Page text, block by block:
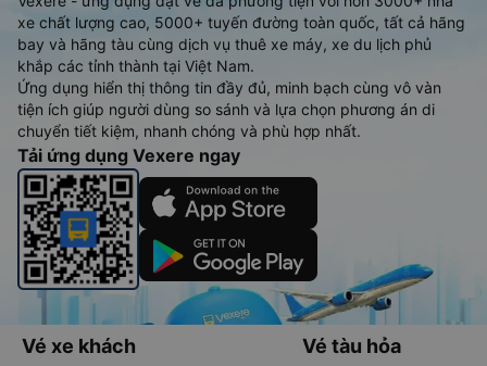
xe chất lượng cao, 5000+ tuyến đường toàn quốc, tất cả hãng
bay và hãng tàu cùng dịch vụ thuê xe máy, xe du lịch phủ
khắp các tỉnh thành tại Việt Nam.
Ứng dụng hiển thị thông tin đầy đủ, minh bạch cùng vô vàn
tiện ích giúp người dùng so sánh và lựa chọn phương án di
chuyển tiết kiệm, nhanh chóng và phù hợp nhất.
Tải ứng dụng Vexere ngay
Vé xe khách Vé tàu hỏa